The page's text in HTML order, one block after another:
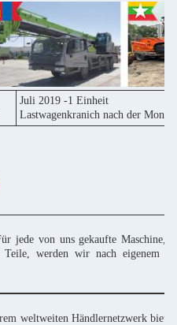
Juli 2019 -1 Einheit
Lastwagenkranich nach der
jede von uns gekaufte Maschine,
werden wir nach eigenem
weltweiten Händlernetzwerk